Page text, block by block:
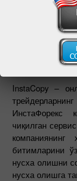
InstaCopy –
ИнстаФорекс
чиқилган
битимларини
нусха олишни
нусха олишга